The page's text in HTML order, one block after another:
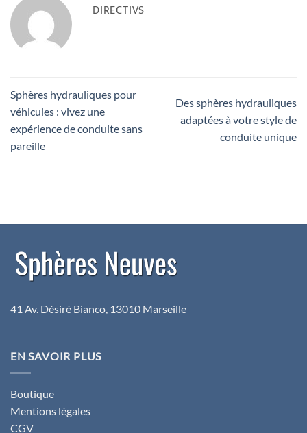
DIRECTIVS
Sphères hydrauliques pour
véhicules : vivez une
expérience de conduite sans
pareille
Des sphères hydrauliques
adaptées à votre style de
conduite unique
41 Av. Désiré Bianco, 13010 Marseille
EN SAVOIR PLUS
Boutique
Mentions légales
CGV